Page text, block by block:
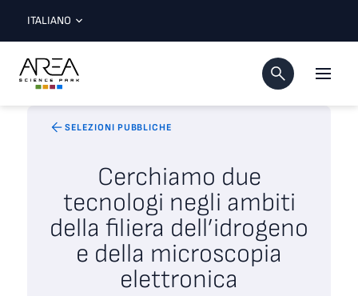
ITALIANO
SELEZIONI PUBBLICHE
Cerchiamo due
tecnologi negli ambiti
della filiera dell’idrogeno
e della microscopia
elettronica